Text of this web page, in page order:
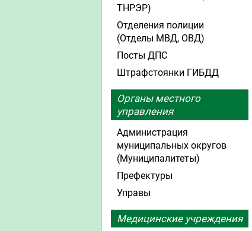
ТНРЭР)
Отделения полиции
(Отделы МВД, ОВД)
Посты ДПС
Штрафстоянки ГИБДД
Органы местного
управления
Администрация
муниципальных округов
(Муниципалитеты)
Префектуры
Управы
Медицинские учреждения